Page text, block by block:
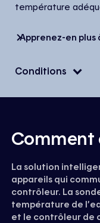
température
Apprenez-en plus
Conditions
Comment
La solution
appareils qui
contrôleur. La
température de
et le contrôleur de